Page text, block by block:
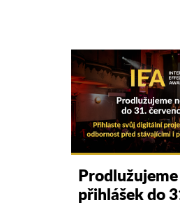
přihlášek do